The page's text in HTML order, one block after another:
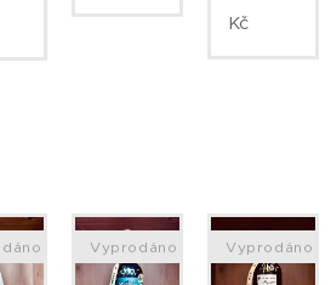
Kč
Vyprodáno Vyprodáno